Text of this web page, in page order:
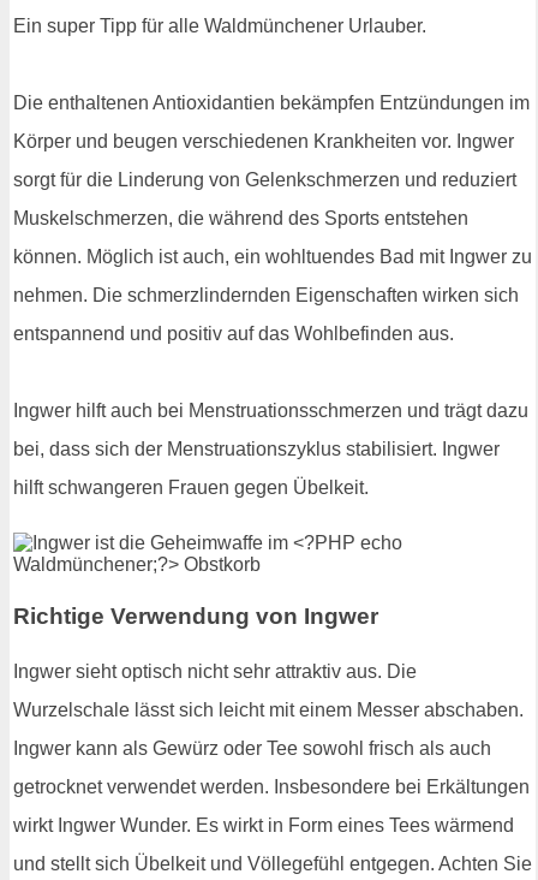
Ein super Tipp für alle Waldmünchener Urlauber.
Die enthaltenen Antioxidantien bekämpfen Entzündungen im
Körper und beugen verschiedenen Krankheiten vor. Ingwer
sorgt für die Linderung von Gelenkschmerzen und reduziert
Muskelschmerzen, die während des Sports entstehen
können. Möglich ist auch, ein wohltuendes Bad mit Ingwer zu
nehmen. Die schmerzlindernden Eigenschaften wirken sich
entspannend und positiv auf das Wohlbefinden aus.
Ingwer hilft auch bei Menstruationsschmerzen und trägt dazu
bei, dass sich der Menstruationszyklus stabilisiert. Ingwer
hilft schwangeren Frauen gegen Übelkeit.
Richtige Verwendung von Ingwer
Ingwer sieht optisch nicht sehr attraktiv aus. Die
Wurzelschale lässt sich leicht mit einem Messer abschaben.
Ingwer kann als Gewürz oder Tee sowohl frisch als auch
getrocknet verwendet werden. Insbesondere bei Erkältungen
wirkt Ingwer Wunder. Es wirkt in Form eines Tees wärmend
und stellt sich Übelkeit und Völlegefühl entgegen. Achten Sie